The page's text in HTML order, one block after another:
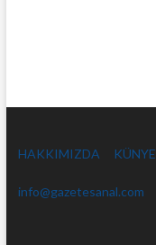
HAKKIMIZDA KÜNYE
info@gazetesanal.com